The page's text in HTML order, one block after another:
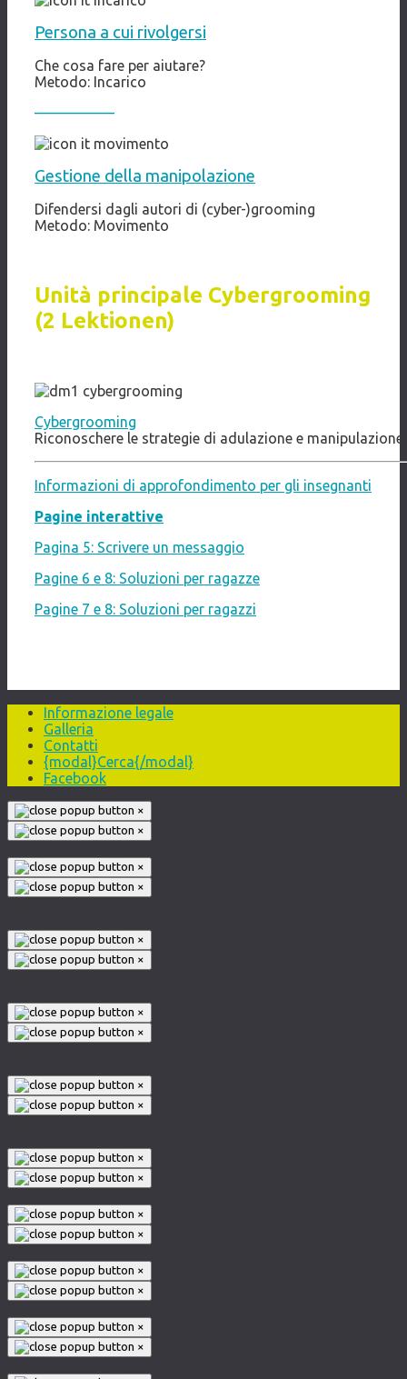
Persona a cui rivolgersi
Che cosa fare per aiutare?
Metodo: Incarico
–––––––––––
Gestione della manipolazione
Difendersi dagli autori di (cyber-)grooming
Metodo: Movimento
Unità principale Cybergrooming
(2 Lektionen)
Cybergrooming
Riconoschere le strategie di adulazione e manipulazione
Informazioni di approfondimento per gli insegnanti
Pagine interattive
Pagina 5: Scrivere un messaggio
Pagine 6 e 8: Soluzioni per ragazze
Pagine 7 e 8: Soluzioni per ragazzi
Informazione legale
Galleria
Contatti
{modal}Cerca{/modal}
Facebook
×
×
×
×
×
×
×
×
×
×
×
×
×
×
×
×
×
×